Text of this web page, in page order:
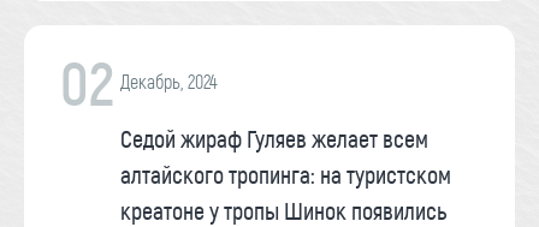
02 Декабрь, 2024
Седой жираф Гуляев желает всем
алтайского тропинга: на туристском
креатоне у тропы Шинок появились